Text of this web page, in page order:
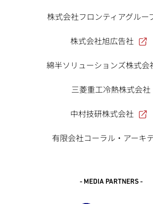
株式会社フロンティアグルー
株式会社旭広告社
綿半ソリューションズ株式会
三菱重工冷熱株式会社
中村技研株式会社
有限会社コーラル・アーキ
- MEDIA PARTNERS -